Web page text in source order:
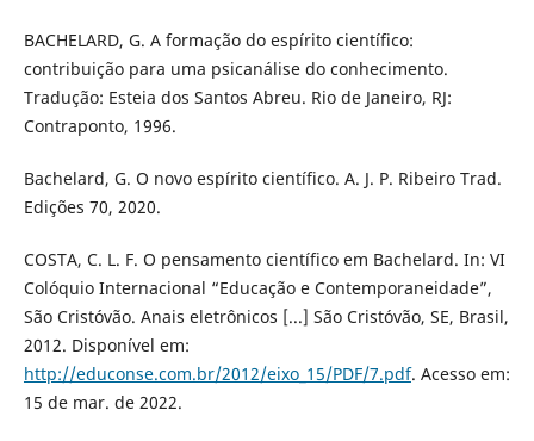
BACHELARD, G. A formação do espírito científico:
contribuição para uma psicanálise do conhecimento.
Tradução: Esteia dos Santos Abreu. Rio de Janeiro, RJ:
Contraponto, 1996.
Bachelard, G. O novo espírito científico. A. J. P. Ribeiro Trad.
Edições 70, 2020.
COSTA, C. L. F. O pensamento científico em Bachelard. In: VI
Colóquio Internacional “Educação e Contemporaneidade”,
São Cristóvão. Anais eletrônicos [...] São Cristóvão, SE, Brasil,
2012. Disponível em:
http://educonse.com.br/2012/eixo_15/PDF/7.pdf. Acesso em:
15 de mar. de 2022.